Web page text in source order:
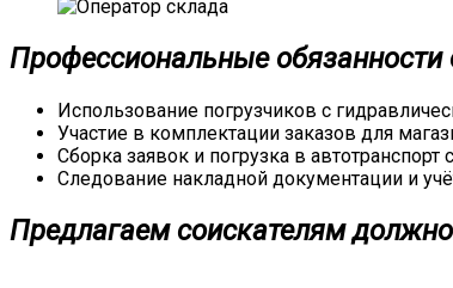
Профессиональные обязанности
Использование погрузчиков с
Участие в комплектации заказов для
Сборка заявок и погрузка в
Следование накладной документации и
Предлагаем соискателям